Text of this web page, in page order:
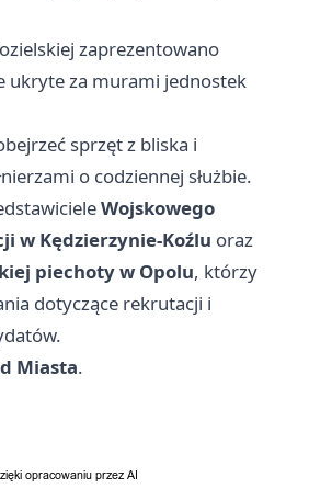
zaprezentowano
ukryte za murami jednostek
sprzęt z bliska i
o codziennej służbie.
Wojskowego
w Kędzierzynie-Koźlu oraz
piechoty w Opolu, którzy
dotyczące rekrutacji i
Miasta.